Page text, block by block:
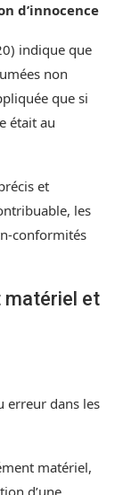
d’innocence
indique que
non
que si
était au
et
les
conformités
matériel et
erreur dans les
matériel,